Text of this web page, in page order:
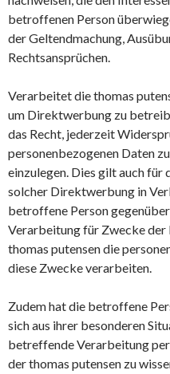
betroffenen Person
der Geltendmachung,
Rechtsansprüchen.
Verarbeitet die thomas
um Direktwerbung zu
das Recht, jederzeit
personenbezogenen Daten
einzulegen. Dies gilt auch für
solcher Direktwerbung in
betroffene Person
Verarbeitung für Zwecke
thomas putensen die
diese Zwecke verarbeiten.
Zudem hat die betroffene
sich aus ihrer besonderen
betreffende Verarbeitung
der thomas putensen zu